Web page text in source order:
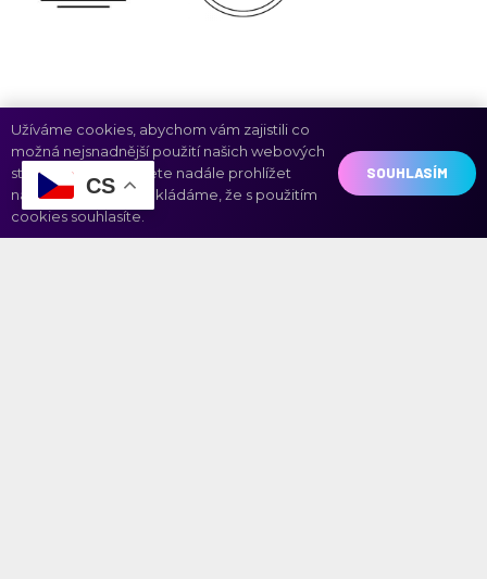
CS
Užíváme cookies, abychom vám zajistili co
možná nejsnadnější použití našich webových
stránek. Pokud budete nadále prohlížet
naše stránky předpokládáme, že s použitím
cookies souhlasíte.
SOUHLASÍM